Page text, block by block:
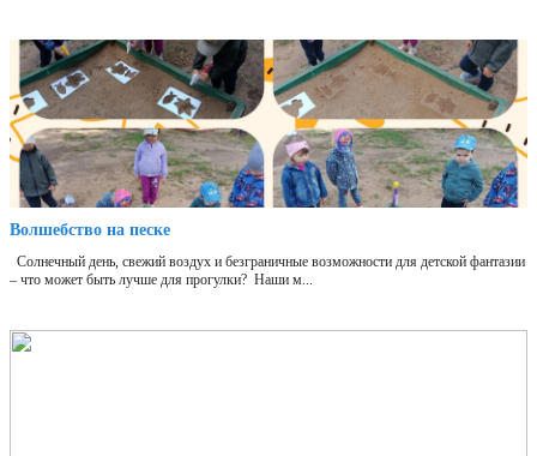
Волшебство на песке
Солнечный день, свежий воздух и безграничные возможности для детской фантазии
– что может быть лучше для прогулки? Наши м...